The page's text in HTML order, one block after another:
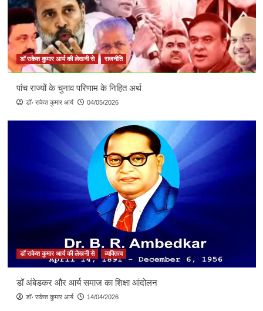
डॉ राकेश कुमार आर्य की लेखनी से राजनीति
पांच राज्यों के चुनाव परिणाम के निहित अर्थ
डॉ॰ राकेश कुमार आर्य 04/05/2026
डॉ राकेश कुमार आर्य की लेखनी से व्यक्तित्व
डॉ अंबेडकर और आर्य समाज का शिक्षा आंदोलन
डॉ॰ राकेश कुमार आर्य 14/04/2026